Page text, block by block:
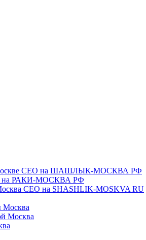
Москве СЕО на ШАШЛЫК-МОСКВА РФ
на РАКИ-МОСКВА РФ
СЕО на SHASHLIK-MOSKVA RU
Москва
Москва